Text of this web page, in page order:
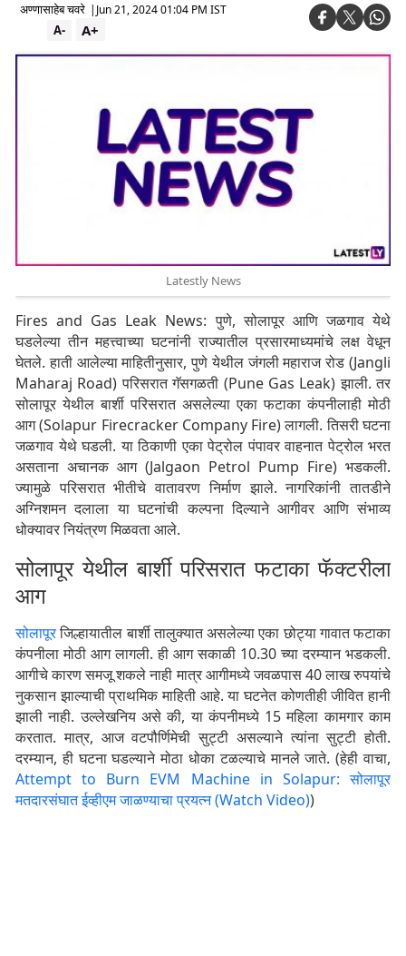
अण्णासाहेब चवरे | Jun 21, 2024 01:04 PM IST
A+
A-
Latestly News
Fires and Gas Leak News: पुणे, सोलापूर आणि जळगाव येथे
घडलेल्या तीन महत्त्वाच्या घटनांनी राज्यातील प्रसारमाध्यमांचे लक्ष वेधून
घेतले. हाती आलेल्या माहितीनुसार, पुणे येथील जंगली महाराज रोड (Jangli
Maharaj Road) परिसरात गॅसगळती (Pune Gas Leak) झाली. तर
सोलापूर येथील बार्शी परिसरात असलेल्या एका फटाका कंपनीलाही मोठी
आग (Solapur Firecracker Company Fire) लागली. तिसरी घटना
जळगाव येथे घडली. या ठिकाणी एका पेट्रोल पंपावर वाहनात पेट्रोल भरत
असताना अचानक आग (Jalgaon Petrol Pump Fire) भडकली.
ज्यामुळे परिसरात भीतीचे वातावरण निर्माण झाले. नागरिकांनी तातडीने
अग्निशमन दलाला या घटनांची कल्पना दिल्याने आगीवर आणि संभाव्य
धोक्यावर नियंत्रण मिळवता आले.
सोलापूर येथील बार्शी परिसरात फटाका फॅक्टरीला
आग
सोलापूरजिल्हायातील बार्शी तालुक्यात असलेल्या एका छोट्या गावात फटाका
कंपनीला मोठी आग लागली. ही आग सकाळी 10.30 च्या दरम्यान भडकली.
आगीचे कारण समजू शकले नाही मात्र आगीमध्ये जवळपास 40 लाख रुपयांचे
नुकसान झाल्याची प्राथमिक माहिती आहे. या घटनेत कोणतीही जीवित हानी
झाली नाही. उल्लेखनिय असे की, या कंपनीमध्ये 15 महिला कामगार काम
करतात. मात्र, आज वटपौर्णिमेची सुट्टी असल्याने त्यांना सुट्टी होती.
दरम्यान, ही घटना घडल्याने मोठा धोका टळल्याचे मानले जाते. (हेही वाचा,
Attempt to Burn EVM Machine in Solapur: सोलापूर
मतदारसंघात ईव्हीएम जाळण्याचा प्रयत्न (Watch Video))